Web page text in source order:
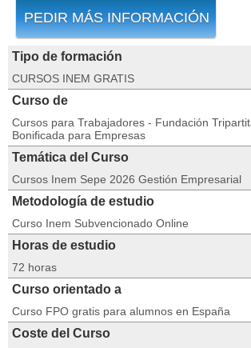
PEDIR MÁS INFORMACIÓN
Tipo de formación
CURSOS INEM GRATIS
Curso de
Cursos para Trabajadores - Fundación
Bonificada para Empresas
Temática del Curso
Cursos Inem Sepe 2026 Gestión Empresarial
Metodología de estudio
Curso Inem Subvencionado Online
Horas de estudio
72 horas
Curso orientado a
Curso FPO gratis para alumnos en España
Coste del Curso